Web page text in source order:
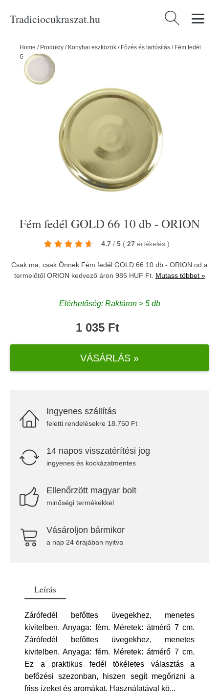
Tradiciocukraszat.hu Keresés:
Home / Produkty / Konyhai eszközök / Főzés és tartósítás / Fém fedél
GOLD 66 10 db - ORION
Fém fedél GOLD 66 10 db - ORION
4.7 / 5 ( 27 értékelés )
Csak ma, csak Önnek Fém fedél GOLD 66 10 db - ORION od a
termelőtől ORION kedvező áron 985 HUF Ft. Mutass többet »
Elérhetőség: Raktáron > 5 db
1 035 Ft
VÁSÁRLÁS »
Ingyenes szállítás
feletti rendelésekre 18.750 Ft
14 napos visszatérítési jog
ingyenes és kockázatmentes
Ellenőrzött magyar bolt
minőségi termékekkel
Vásároljon bármikor
a nap 24 órájában nyitva
Leírás
Zárófedél befőttes üvegekhez, menetes
kivitelben. Anyaga: fém. Méretek: átmérő 7 cm.
Zárófedél befőttes üvegekhez, menetes
kivitelben. Anyaga: fém. Méretek: átmérő 7 cm.
Ez a praktikus fedél tökéletes választás a
befőzési szezonban, hiszen segít megőrizni a
friss ízeket és aromákat. Használatával kö...